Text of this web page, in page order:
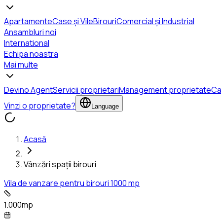
ApartamenteCase și VileBirouriComercial și Industrial
Ansambluri noi
International
Echipa noastra
Mai multe
Devino AgentServicii proprietariManagement proprietate
Vinzi o proprietate?
Language
Acasă
Vânzări spații birouri
Vila de vanzare pentru birouri 1000 mp
1.000mp